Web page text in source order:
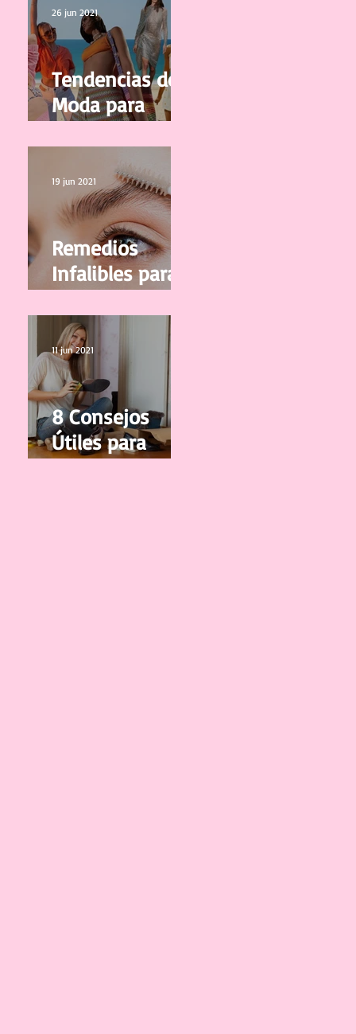
Tendencias de
Moda para
Mujer
Primavera/Vera
no 2021
26 jun 2021
Remedios
Infalibles para
que tus Cejas
vuelvan a
Crecer
19 jun 2021
8 Consejos
Útiles para
cuidar y limpiar
11 jun 2021